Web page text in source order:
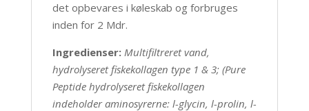
det opbevares i køleskab og forbruges
inden for 2 Mdr.
Ingredienser: Multifiltreret vand,
hydrolyseret fiskekollagen type 1 & 3; (Pure
Peptide hydrolyseret fiskekollagen
indeholder aminosyrerne: l-glycin, l-prolin, l-